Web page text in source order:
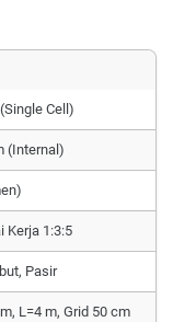
Cell)
(Internal)
Kerja 1:3:5
Pasir
L=4 m, Grid 50 cm